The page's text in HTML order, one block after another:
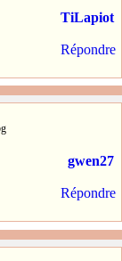
TiLapiot
Répondre
gwen27
Répondre